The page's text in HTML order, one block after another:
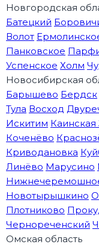
Новгородская
Батецкий
Волот
Панковское
Успенское Холм
Новосибирская
Барышево Бердск
Тула Восход
Искитим Каинская
Коченёво
Криводановка
Линёво Марусино
Новотырышкино
Плотниково
Чернореченский
Омская область